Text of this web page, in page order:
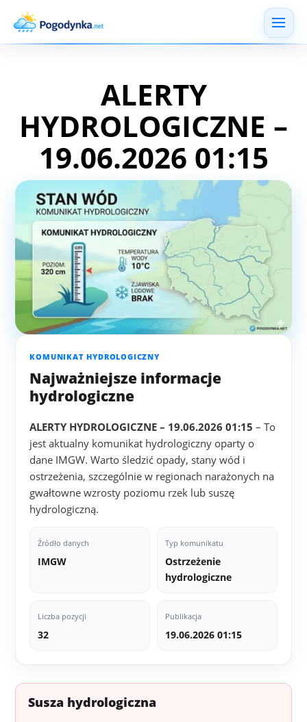
ALERTY
HYDROLOGICZNE –
19.06.2026 01:15
KOMUNIKAT HYDROLOGICZNY
Najważniejsze informacje
hydrologiczne
ALERTY HYDROLOGICZNE – 19.06.2026 01:15 – To
jest aktualny komunikat hydrologiczny oparty o
dane IMGW. Warto śledzić opady, stany wód i
ostrzeżenia, szczególnie w regionach narażonych na
gwałtowne wzrosty poziomu rzek lub suszę
hydrologiczną.
Źródło danych
IMGW
Typ komunikatu
Ostrzeżenie
hydrologiczne
Liczba pozycji
32
Publikacja
19.06.2026 01:15
Susza hydrologiczna